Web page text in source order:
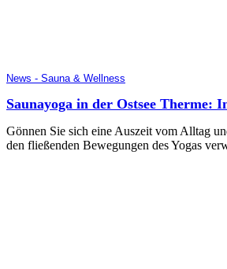
News - Sauna & Wellness
Saunayoga in der Ostsee Therme:
Gönnen Sie sich eine Auszeit vom Alltag
den fließenden Bewegungen des Yogas